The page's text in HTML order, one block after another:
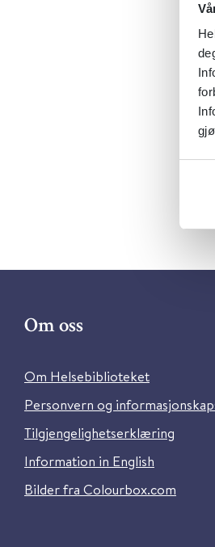
Om oss
Om Helsebiblioteket
Personvern og
Tilgjengelighetserklæring
Information in English
Bilder fra Colourbox.com